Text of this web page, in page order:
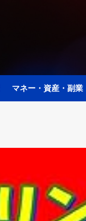
マネー・資産・副業